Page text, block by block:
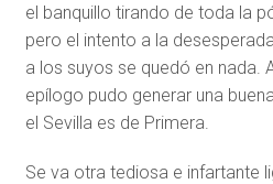
el banquillo tirando de toda la
pero el intento a la
a los suyos se quedó en nada.
epílogo pudo generar una
el Sevilla es de Primera.
Se va otra tediosa e infartante